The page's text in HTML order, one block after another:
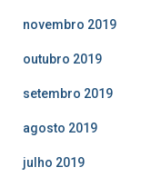
novembro 2019
outubro 2019
setembro 2019
agosto 2019
julho 2019